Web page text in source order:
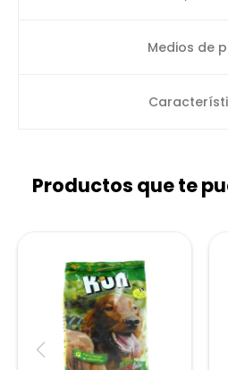
Medios de
Productos que te